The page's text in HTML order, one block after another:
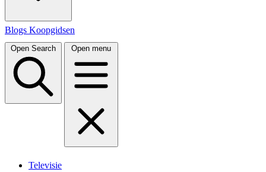
Blogs Koopgidsen
Open Search Open menu
Televisie